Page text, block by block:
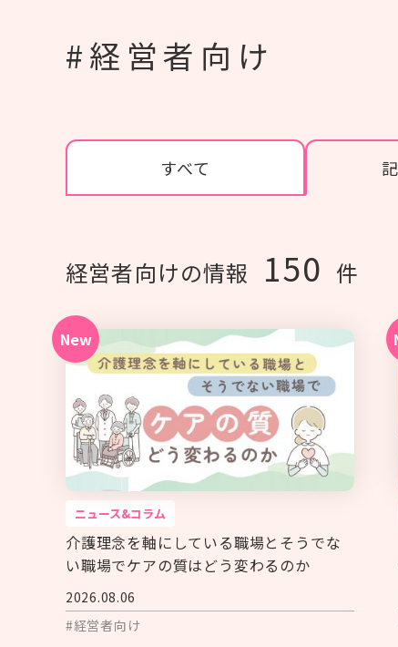
個人情報保護方針 お問い合わせ
#経営者向け
すべて
経営者向けの情報 150 件
ニュース&コラム
介護理念を軸にしている職場とそうでな
い職場でケアの質はどう変わるのか
2026.08.06
#経営者向け